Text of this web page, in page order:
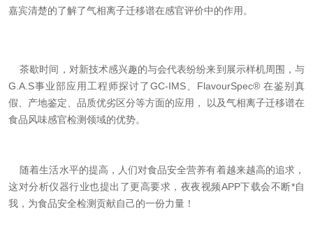
嘉宾清楚的了解了气相离子迁移谱在感官评价中的作用。
茶歇时间， 对新技术感兴趣的与会代表纷纷来到展示样机周围，与
G.A.S事业部应用工程师探讨了GC-IMS、FlavourSpec® 在鉴别真
假、产地鉴定、品质优劣区分等方面的应用， 以及气相离子迁移谱在
食品风味感官检测领域的优势。
随着生活水平的提高，人们对食品安全营养有着越来越高的追求，
这对分析仪器行业也提出了更高要求，夜夜视频APP下载会不断*自
我，为食品安全检测贡献自己的一份力量！